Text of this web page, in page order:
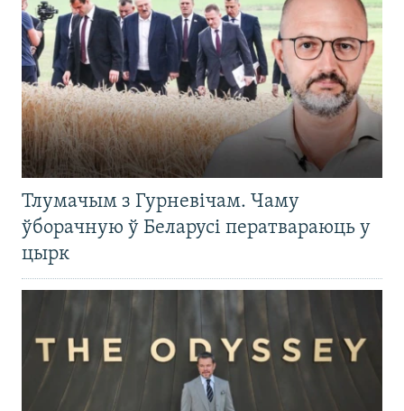
Тлумачым з Гурневічам. Чаму
ўборачную ў Беларусі ператвараюць у
цырк